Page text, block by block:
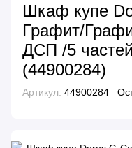
Шкаф купе
Графит/
ДСП /5
(44900284)
Артикул: 44900284